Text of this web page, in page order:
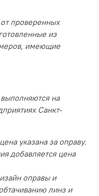
проверенных
из
имеющие
на
Санкт-
указана за оправу.
добавляется цена
оправы и
линз и